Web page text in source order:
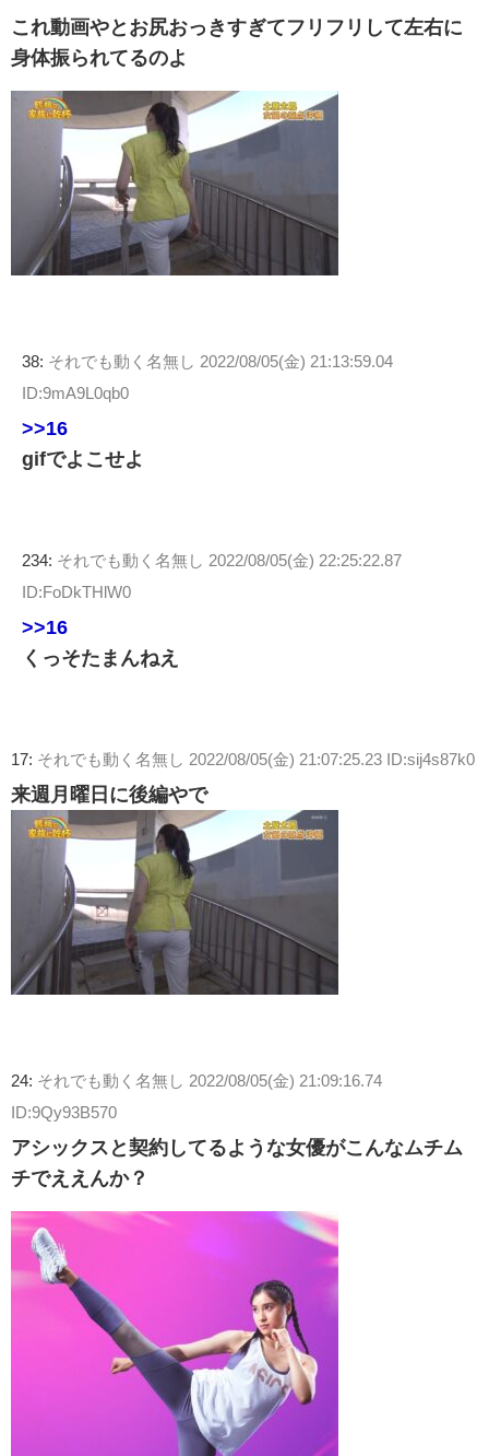
これ動画やとお尻おっきすぎてフリフリして左右に
身体振られてるのよ
38: それでも動く名無し 2022/08/05(金) 21:13:59.04
ID:9mA9L0qb0
>>16
gifでよこせよ
234: それでも動く名無し 2022/08/05(金) 22:25:22.87
ID:FoDkTHlW0
>>16
くっそたまんねえ
17: それでも動く名無し 2022/08/05(金) 21:07:25.23 ID:sij4s87k0
来週月曜日に後編やで
24: それでも動く名無し 2022/08/05(金) 21:09:16.74
ID:9Qy93B570
アシックスと契約してるような女優がこんなムチム
チでええんか？